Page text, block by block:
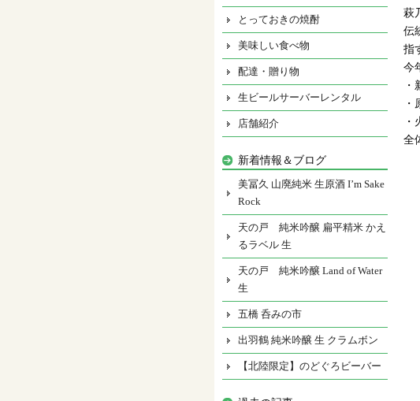
萩
伝
指
今
全
とっておきの焼酎
美味しい食べ物
配達・贈り物
生ビールサーバーレンタル
店舗紹介
新着情報＆ブログ
美冨久 山廃純米 生原酒 I’m Sake
Rock
天の戸 純米吟醸 扁平精米 かえ
るラベル 生
天の戸 純米吟醸 Land of Water
生
五橋 呑みの市
出羽鶴 純米吟醸 生 クラムボン
【北陸限定】のどぐろビーバー